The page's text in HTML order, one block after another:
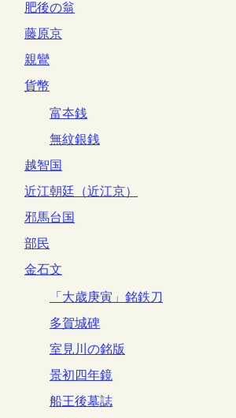
肥後の翁
藤原京
親鸞
貨幣
富夲銭
無紋銀銭
越智国
近江朝廷（近江京）
邪馬台国
部民
金石文
「大歳庚寅」銘鉄刀
多賀城碑
室見川の銘版
景初四年鏡
船王後墓誌